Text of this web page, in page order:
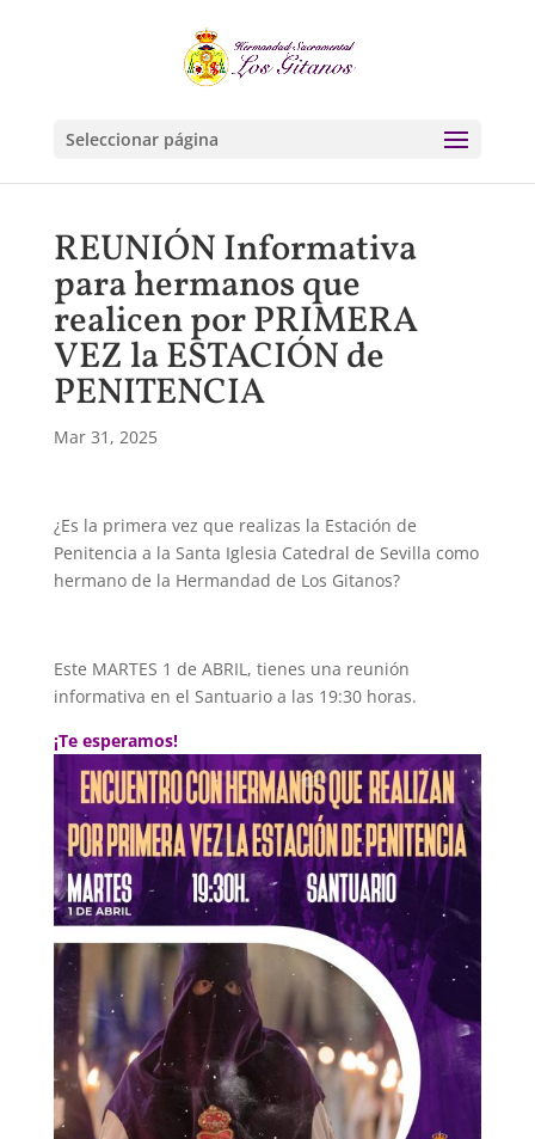
Seleccionar página
REUNIÓN Informativa
para hermanos que
realicen por PRIMERA
VEZ la ESTACIÓN de
PENITENCIA
Mar 31, 2025
¿Es la primera vez que realizas la Estación de
Penitencia a la Santa Iglesia Catedral de Sevilla como
hermano de la Hermandad de Los Gitanos?
Este MARTES 1 de ABRIL, tienes una reunión
informativa en el Santuario a las 19:30 horas.
¡Te esperamos!